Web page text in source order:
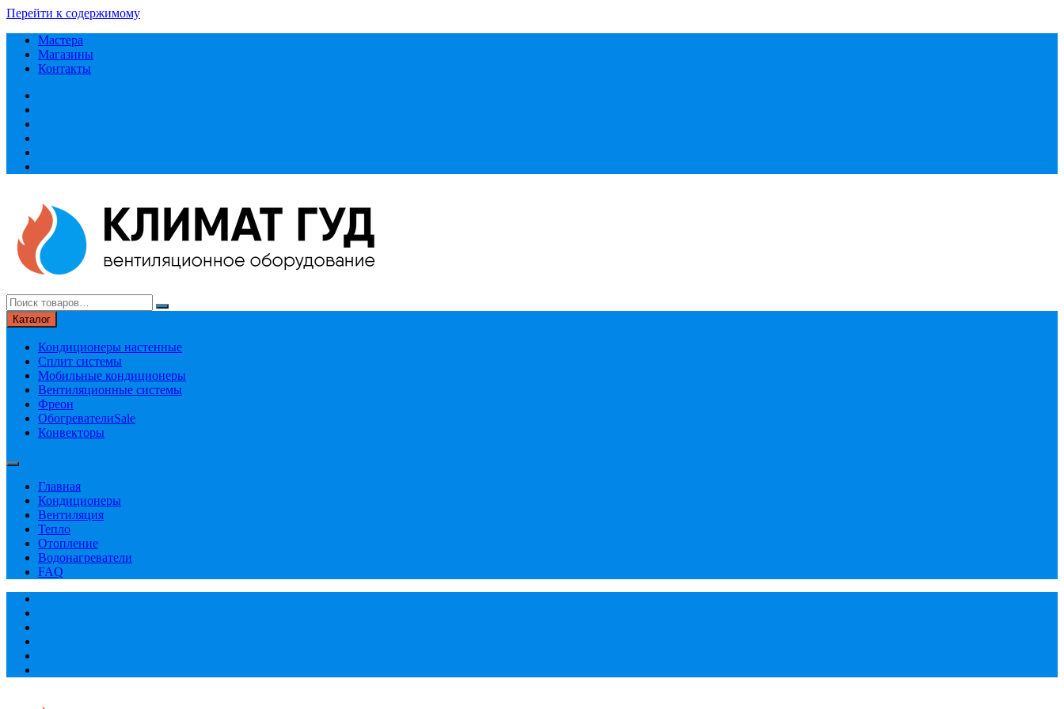
Перейти к содержимому
Мастера
Магазины
Контакты
Каталог
Кондиционеры настенные
Сплит системы
Мобильные кондиционеры
Вентиляционные системы
Фреон
ОбогревателиSale
Конвекторы
Главная
Кондиционеры
Вентиляция
Тепло
Отопление
Водонагреватели
FAQ